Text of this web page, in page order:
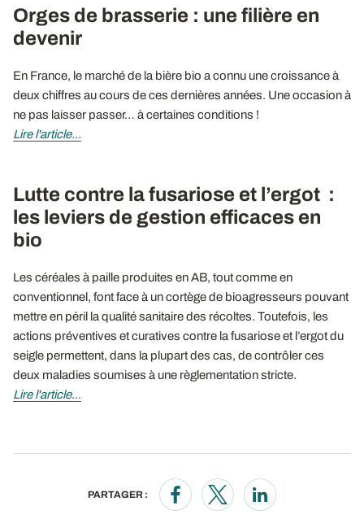
Orges de brasserie : une filière en
devenir
En France, le marché de la bière bio a connu une croissance à
deux chiffres au cours de ces dernières années. Une occasion à
ne pas laisser passer… à certaines conditions !
Lire l'article...
Lutte contre la fusariose et l’ergot :
les leviers de gestion efficaces en
bio
Les céréales à paille produites en AB, tout comme en
conventionnel, font face à un cortège de bioagresseurs pouvant
mettre en péril la qualité sanitaire des récoltes. Toutefois, les
actions préventives et curatives contre la fusariose et l’ergot du
seigle permettent, dans la plupart des cas, de contrôler ces
deux maladies soumises à une règlementation stricte.
Lire l'article...
PARTAGER :
Opens in a new window
Opens in a new window
Opens in a new